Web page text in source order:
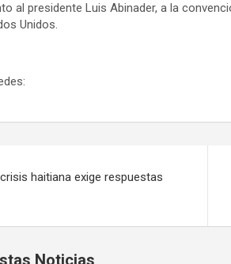
al presidente Luis Abinader, a la
Unidos.
haitiana exige respuestas
Noticias